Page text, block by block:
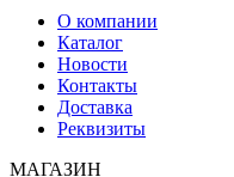
О компании
Каталог
Новости
Контакты
Доставка
Реквизиты
МАГАЗИН